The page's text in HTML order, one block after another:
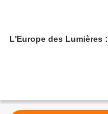
L'Europe des Lumières